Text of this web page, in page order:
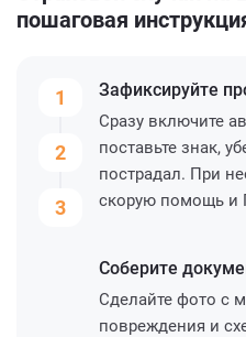
пошаговая
1
2
3
Зафиксируйте
Сразу включите
поставьте знак,
пострадал. При
скорую помощь и
Соберите
Сделайте фото с
повреждения и